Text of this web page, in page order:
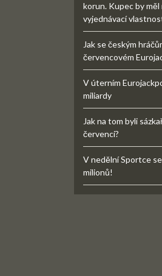
korun. Kupec by
vyjednávací
Jak se českým
červencovém
V úterním
miliardy
Jak na tom byli
červenci?
V nedělní Sportce
milionů!